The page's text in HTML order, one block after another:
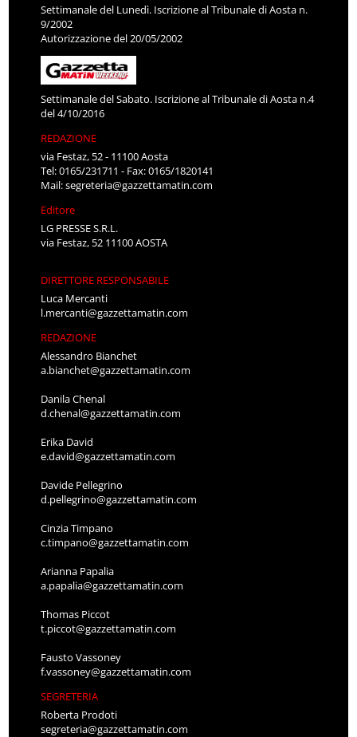
Settimanale del Lunedì. Iscrizione al Tribunale di Aosta n.
9/2002
Autorizzazione del 20/05/2002
Settimanale del Sabato. Iscrizione al Tribunale di Aosta n.4
del 4/10/2016
REDAZIONE
via Festaz, 52 - 11100 Aosta
Tel: 0165/231711 - Fax: 0165/1820141
Mail:segreteria@gazzettamatin.com
Editore
LG PRESSE S.R.L.
via Festaz, 52 11100 AOSTA
DIRETTORE RESPONSABILE
Luca Mercanti
l.mercanti@gazzettamatin.com
REDAZIONE
Alessandro Bianchet
a.bianchet@gazzettamatin.com
Danila Chenal
d.chenal@gazzettamatin.com
Erika David
e.david@gazzettamatin.com
Davide Pellegrino
d.pellegrino@gazzettamatin.com
Cinzia Timpano
c.timpano@gazzettamatin.com
Arianna Papalia
a.papalia@gazzettamatin.com
Thomas Piccot
t.piccot@gazzettamatin.com
Fausto Vassoney
f.vassoney@gazzettamatin.com
SEGRETERIA
Roberta Prodoti
segreteria@gazzettamatin.com